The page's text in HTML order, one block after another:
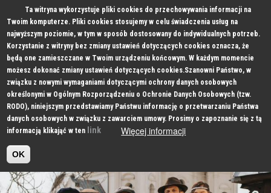
Ta witryna wykorzystuje pliki cookies do przechowywania informacji na
Twoim komputerze. Pliki cookies stosujemy w celu świadczenia usług na
najwyższym poziomie, w tym w sposób dostosowany do indywidualnych potrzeb.
Korzystanie z witryny bez zmiany ustawień dotyczących cookies oznacza, że
będą one zamieszczane w Twoim urządzeniu końcowym. W każdym momencie
możesz dokonać zmiany ustawień dotyczących cookies.Szanowni Państwo, w
związku z nowymi wymaganiami dotyczącymi ochrony danych osobowych
określonymi w Ogólnym Rozporządzeniu o Ochronie Danych Osobowych (tzw.
RODO), niniejszym przedstawiamy Państwu informację o przetwarzaniu Państwa
danych osobowych w związku z zawarciem umowy. Prosimy o zapoznanie się z tą
informacją klikająć w ten link Więcej informacji
OK